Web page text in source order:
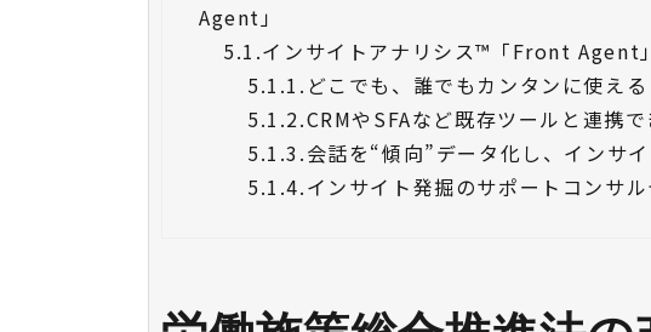
Agent」
5.1.インサイトアナリシス™「Front Agent
5.1.1. どこでも、誰でもカンタンに使える
5.1.2.CRMやSFAなど既存ツールと連携で
5.1.3.会話を“傾向”データ化し、インサ
5.1.4.インサイト発掘のサポートコンサ